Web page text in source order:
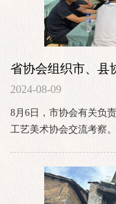
省协会组织市、县
交流考察
2024-08-09
8月6日，市协会有关负
工艺美术协会交流考察。